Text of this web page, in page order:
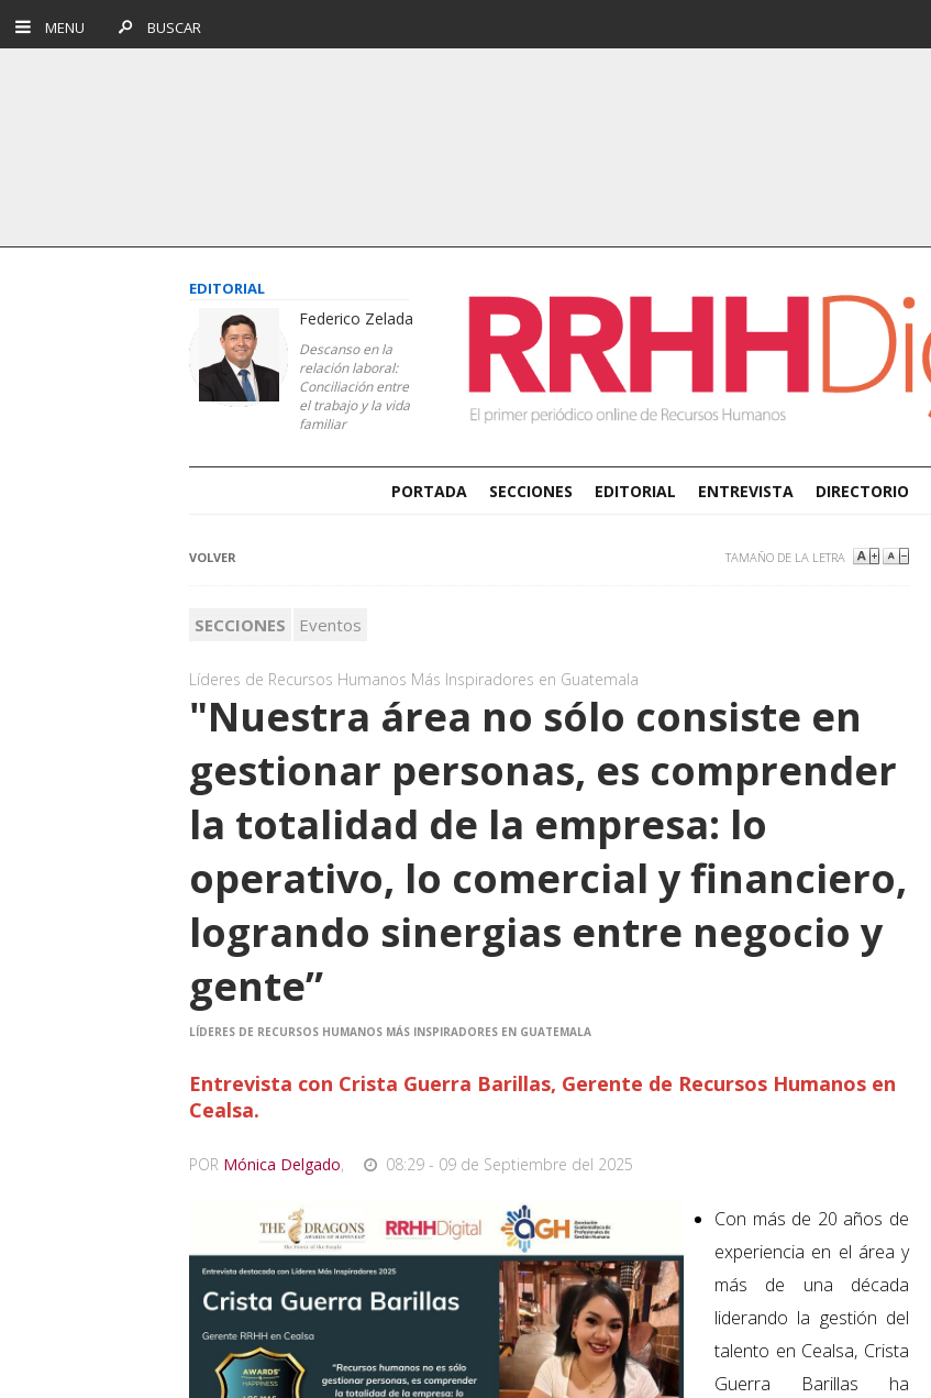
MENU BUSCAR
EDITORIAL
Federico Zelada
Descanso en la
relación laboral:
Conciliación entre
el trabajo y la vida
familiar
PORTADA SECCIONES EDITORIAL ENTREVISTA DIRECTORIO
VOLVER TAMAÑO DE LA LETRA
SECCIONES Eventos
Líderes de Recursos Humanos Más Inspiradores en Guatemala
"Nuestra área no sólo consiste en
gestionar personas, es comprender
la totalidad de la empresa: lo
operativo, lo comercial y financiero,
logrando sinergias entre negocio y
gente”
LÍDERES DE RECURSOS HUMANOS MÁS INSPIRADORES EN GUATEMALA
Entrevista con Crista Guerra Barillas, Gerente de Recursos Humanos en
Cealsa.
POR Mónica Delgado, 08:29 - 09 de Septiembre del 2025
Con más de 20 años de
experiencia en el área y
más de una década
liderando la gestión del
talento en Cealsa, Crista
Guerra Barillas ha